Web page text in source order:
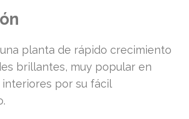
planta de rápido crecimiento
brillantes, muy popular en
por su fácil